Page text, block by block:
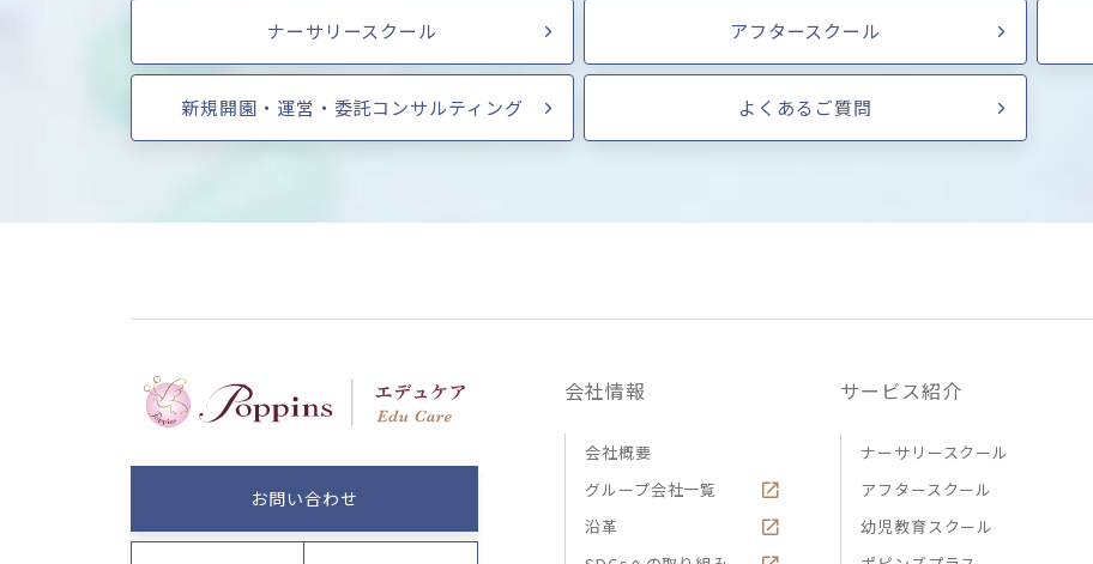
ナーサリースクール アフタースクール
新規開園・運営・委託コンサルティング よくあるご質問
お問い合わせ
会社情報
会社概要
グループ会社一覧
沿革
サービス紹介
ナーサリースクール
アフタースクール
幼児教育スクール